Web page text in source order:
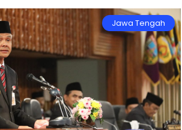
Jawa Tengah